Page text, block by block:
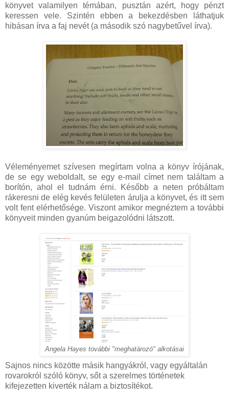
könyvet valamilyen témában, pusztán azért, hogy pénzt
keressen vele. Szintén ebben a bekezdésben láthatjuk
hibásan írva a faj nevét (a második szó nagybetűvel írva).
Véleményemet szívesen megírtam volna a könyv írójának,
de se egy weboldalt, se egy e-mail címet nem találtam a
borítón, ahol el tudnám érni. Később a neten próbáltam
rákeresni de elég kevés felületen árulja a könyvet, és itt sem
volt fent elérhetősége. Viszont amikor megnéztem a további
könyveit minden gyanúm beigazolódni látszott.
Angela Hayes további "meghatározó" alkotásai
Sajnos nincs közötte másik hangyákról, vagy egyáltalán
rovarokról szóló könyv, sőt a szerelmes történetek
kifejezetten kiverték nálam a biztosítékot.